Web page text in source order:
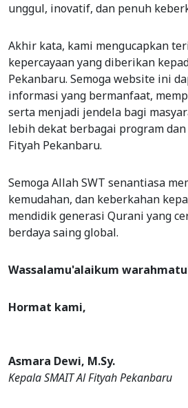
unggul, inovatif, dan penuh
Akhir kata, kami mengucapkan
kepercayaan yang diberikan
Pekanbaru. Semoga website ini
informasi yang bermanfaat,
serta menjadi jendela bagi
lebih dekat berbagai program
Fityah Pekanbaru.
Semoga Allah SWT senantiasa
kemudahan, dan keberkahan
mendidik generasi Qurani yang
berdaya saing global.
Wassalamu'alaikum
Hormat kami,
Asmara Dewi, M.Sy.
Kepala SMAIT Al Fityah Pekanbaru